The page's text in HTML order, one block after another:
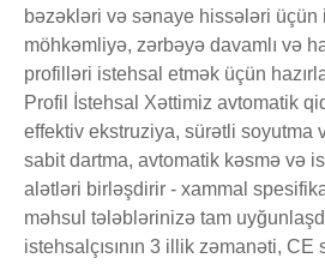
bəzəkləri və sənaye hissələri
möhkəmliyə, zərbəyə davamlı və
profilləri istehsal etmək üçün
Profil İstehsal Xəttimiz avtomatik
effektiv ekstruziya, sürətli soyutma
sabit dartma, avtomatik kəsmə və
alətləri birləşdirir - xammal
məhsul tələblərinizə tam
istehsalçısının 3 illik zəmanəti, CE